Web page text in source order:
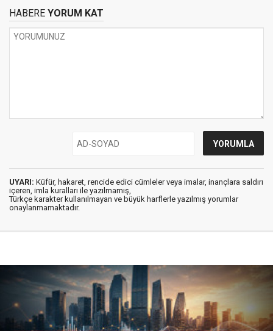
HABERE YORUM KAT
UYARI: Küfür, hakaret, rencide edici cümleler veya imalar, inançlara saldırı
içeren, imla kuralları ile yazılmamış,
Türkçe karakter kullanılmayan ve büyük harflerle yazılmış yorumlar
onaylanmamaktadır.